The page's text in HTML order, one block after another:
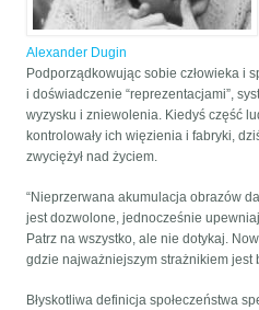
Alexander Dugin
Podporządkowując sobie człowieka i
i doświadczenie “reprezentacjami”,
wyzysku i zniewolenia. Kiedyś część
kontrolowały ich więzienia i fabryki,
zwyciężył nad życiem.
“Nieprzerwana akumulacja obrazów
jest dozwolone, jednocześnie
Patrz na wszystko, ale nie dotykaj.
gdzie najważniejszym strażnikiem jest
Błyskotliwa definicja społeczeństwa